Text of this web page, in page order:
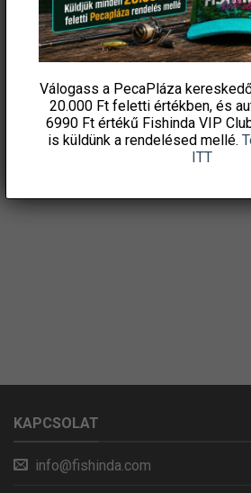
HÍRLEVELÜNKRE!
KAPCSOLAT
info@fishinda.com
Válogass a PecaPláza
20.000 Ft feletti értékben, és
6990 Ft értékű Fishinda VIP
is küldünk a rendelésed mellé.
ITT